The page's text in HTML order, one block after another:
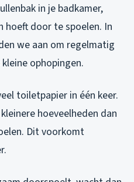
in je badkamer,
hoeft door te spoelen. In
we aan om regelmatig
ophopingen.
toiletpapier in één keer.
hoeveelheden dan
Dit voorkomt